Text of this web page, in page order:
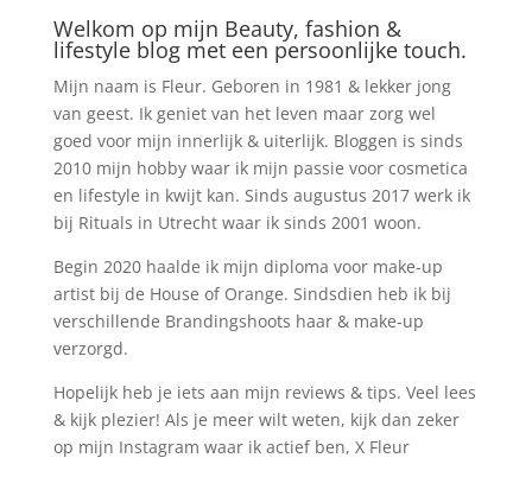
Welkom op mijn Beauty, fashion &
lifestyle blog met een persoonlijke touch.
Mijn naam is Fleur. Geboren in 1981 & lekker jong
van geest. Ik geniet van het leven maar zorg wel
goed voor mijn innerlijk & uiterlijk. Bloggen is sinds
2010 mijn hobby waar ik mijn passie voor cosmetica
en lifestyle in kwijt kan. Sinds augustus 2017 werk ik
bij Rituals in Utrecht waar ik sinds 2001 woon.
Begin 2020 haalde ik mijn diploma voor make-up
artist bij de House of Orange. Sindsdien heb ik bij
verschillende Brandingshoots haar & make-up
verzorgd.
Hopelijk heb je iets aan mijn reviews & tips. Veel lees
& kijk plezier! Als je meer wilt weten, kijk dan zeker
op mijn Instagram waar ik actief ben, X Fleur